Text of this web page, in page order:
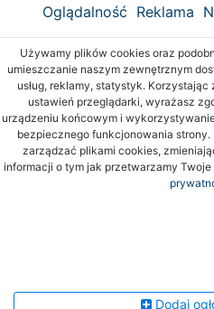
Oglądalność Reklama
Używamy plików cookies oraz
umieszczanie naszym zewnętrznym
usług, reklamy, statystyk.
ustawień przeglądarki, wyrażasz
urządzeniu końcowym i
bezpiecznego funkcjonowania
zarządzać plikami cookies,
informacji o tym jak przetwarzamy
Dodaj